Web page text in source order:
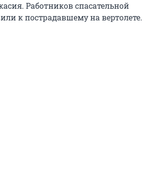
Работников спасательной
к пострадавшему на вертолете.